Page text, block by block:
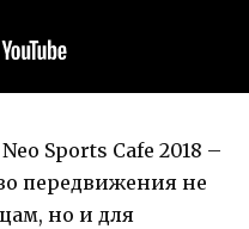
Sports Cafe 2018 –
передвижения не
но и для